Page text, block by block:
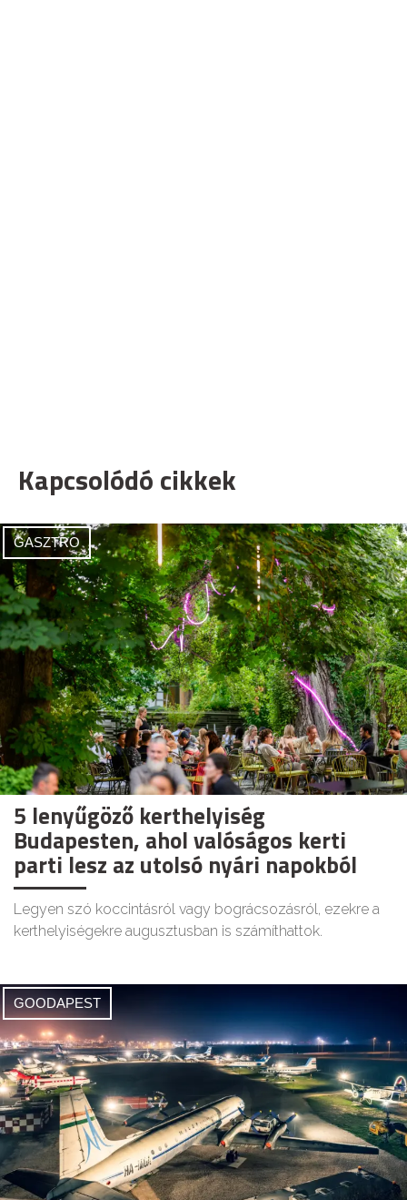
Kapcsolódó cikkek
GASZTRO
5 lenyűgöző kerthelyiség
Budapesten, ahol valóságos kerti
parti lesz az utolsó nyári napokból
Legyen szó koccintásról vagy bográcsozásról, ezekre a
kerthelyiségekre augusztusban is számíthattok.
GOODAPEST